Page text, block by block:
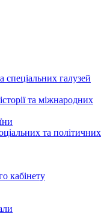
спеціальних галузей
та міжнародних
та політичних
кабінету